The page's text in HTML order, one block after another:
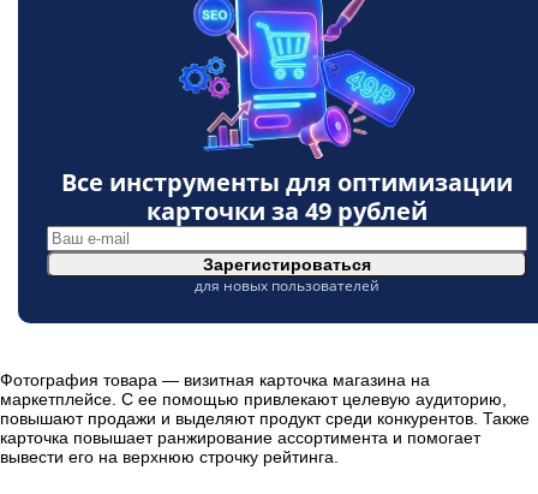
Фотография товара — визитная карточка магазина на
маркетплейсе. С ее помощью привлекают целевую аудиторию,
повышают продажи и выделяют продукт среди конкурентов. Также
карточка повышает ранжирование ассортимента и помогает
вывести его на верхнюю строчку рейтинга.
Все инструменты для оптимизации
карточки за 49 рублей
Зарегистироваться
для новых пользователей